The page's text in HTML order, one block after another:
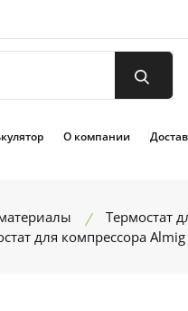
О компании
Термостат
для компрессора